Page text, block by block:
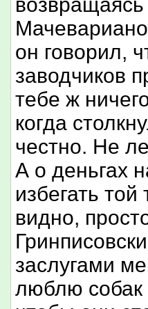
он говорил,
заводчиков
тебе ж
когда
честно. Не
А о деньгах
избегать
видно,
заслугами
люблю собак